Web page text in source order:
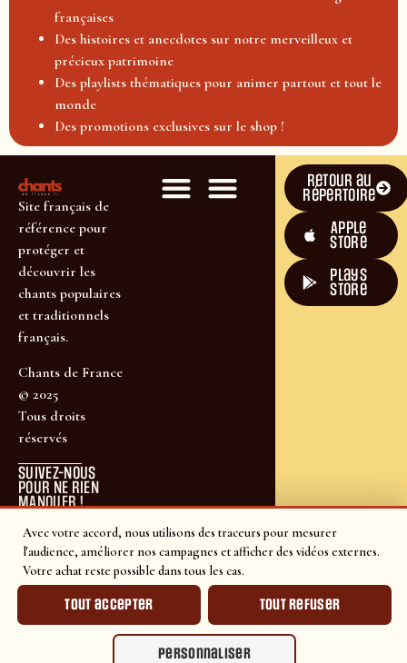
Avec votre accord, nous utilisons des traceurs pour mesurer
l'audience, améliorer nos campagnes et afficher des vidéos externes.
Votre achat reste possible dans tous les cas.
Tout accepter Tout refuser
Personnaliser
françaises
Des histoires et anecdotes sur notre merveilleux et
précieux patrimoine
Des playlists thématiques pour animer partout et tout le
monde
Des promotions exclusives sur le shop !
Site français de
référence pour
protéger et
découvrir les
chants populaires
et traditionnels
français.
Chants de France
© 2025
Tous droits
réservés
SUIVEZ-NOUS
POUR NE RIEN
MANQUER !
Retour au
répertoire
Apple
Store
plays
store